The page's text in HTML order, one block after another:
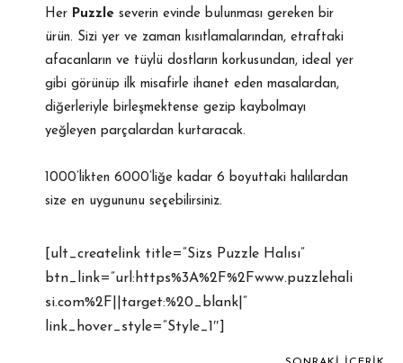
Her Puzzle severin evinde bulunması gereken bir
ürün. Sizi yer ve zaman kısıtlamalarından, etraftaki
afacanların ve tüylü dostların korkusundan, ideal yer
gibi görünüp ilk misafirle ihanet eden masalardan,
diğerleriyle birleşmektense gezip kaybolmayı
yeğleyen parçalardan kurtaracak.
1000’likten 6000’liğe kadar 6 boyuttaki halılardan
size en uygununu seçebilirsiniz.
[ult_createlink title=”Sizs Puzzle Halısı”
btn_link=”url:https%3A%2F%2Fwww.puzzlehali
si.com%2F||target:%20_blank|”
link_hover_style=”Style_1″]